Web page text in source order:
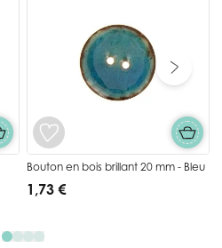
Bouton en bois brillant 20 mm - Bleu
1,73 €